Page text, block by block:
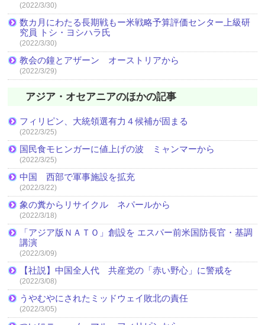
(2022/3/30)
数カ月にわたる長期戦もー米戦略予算評価センター上級研
究員 トシ・ヨシハラ氏
(2022/3/30)
教会の鐘とアザーン オーストリアから
(2022/3/29)
アジア・オセアニアのほかの記事
フィリピン、大統領選有力４候補が固まる
(2022/3/25)
国民食モヒンガーに値上げの波 ミャンマーから
(2022/3/25)
中国 西部で軍事施設を拡充
(2022/3/22)
象の糞からリサイクル ネパールから
(2022/3/18)
「アジア版ＮＡＴＯ」創設を エスパー前米国防長官・基調
講演
(2022/3/09)
【社説】中国全人代 共産党の「赤い野心」に警戒を
(2022/3/08)
うやむやにされたミッドウェイ敗北の責任
(2022/3/05)